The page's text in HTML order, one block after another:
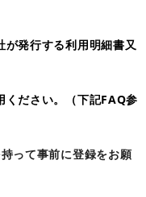
発行する利用明細書又
ださい。（下記FAQ参
って事前に登録をお願